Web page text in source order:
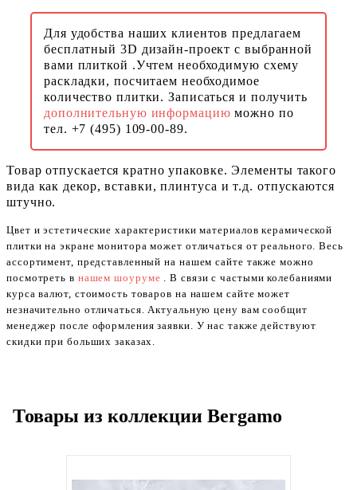
Для удобства наших клиентов предлагаем
бесплатный 3D дизайн-проект с выбранной
вами плиткой .Учтем необходимую схему
раскладки, посчитаем необходимое
количество плитки. Записаться и получить
дополнительную информациюможно по
тел. +7 (495) 109-00-89.
Товар отпускается кратно упаковке. Элементы такого
вида как декор, вставки, плинтуса и т.д. отпускаются
штучно.
Цвет и эстетические характеристики материалов керамической
плитки на экране монитора может отличаться от реального. Весь
ассортимент, представленный на нашем сайте также можно
посмотреть в нашем шоуруме . В связи с частыми колебаниями
курса валют, стоимость товаров на нашем сайте может
незначительно отличаться. Актуальную цену вам сообщит
менеджер после оформления заявки. У нас также действуют
скидки при больших заказах.
Товары из коллекции Bergamo